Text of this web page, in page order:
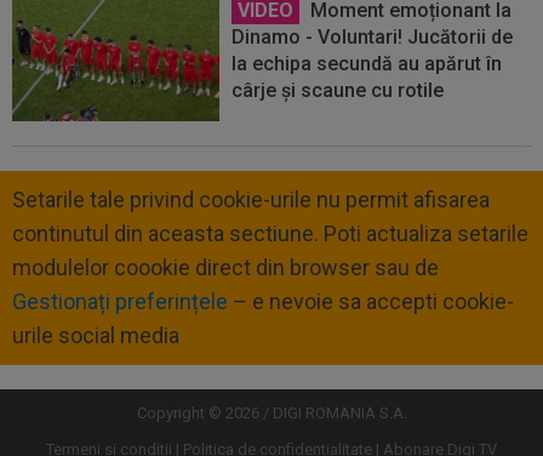
VIDEO
Moment emoționant la
Dinamo - Voluntari! Jucătorii de
la echipa secundă au apărut în
cârje și scaune cu rotile
Setarile tale privind cookie-urile nu permit afisarea
continutul din aceasta sectiune. Poti actualiza setarile
modulelor coookie direct din browser sau de
Gestionați preferințele – e nevoie sa accepti cookie-
urile social media
Copyright © 2026 / DIGI ROMANIA S.A.
Termeni si conditii
Politica de confidentialitate
Abonare Digi TV